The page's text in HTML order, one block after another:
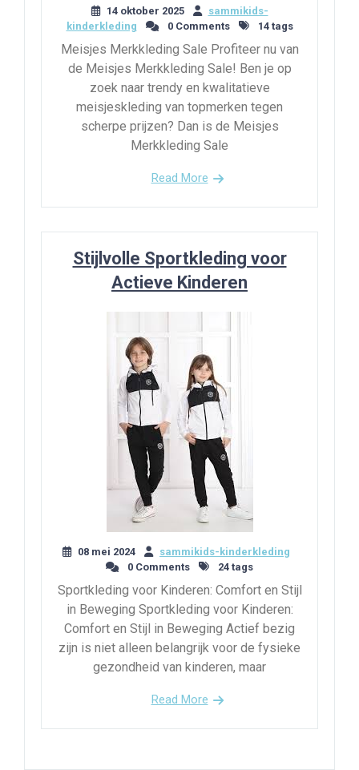
14 oktober 2025
sammikids-
kinderkleding
0 Comments 14 tags
Meisjes Merkkleding Sale Profiteer nu van
de Meisjes Merkkleding Sale! Ben je op
zoek naar trendy en kwalitatieve
meisjeskleding van topmerken tegen
scherpe prijzen? Dan is de Meisjes
Merkkleding Sale
Read More
Stijlvolle Sportkleding voor
Actieve Kinderen
08 mei 2024
sammikids-kinderkleding
0 Comments
24 tags
Sportkleding voor Kinderen: Comfort en Stijl
in Beweging Sportkleding voor Kinderen:
Comfort en Stijl in Beweging Actief bezig
zijn is niet alleen belangrijk voor de fysieke
gezondheid van kinderen, maar
Read More